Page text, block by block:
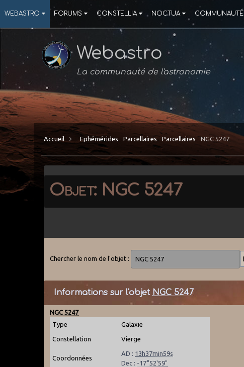
WEBASTRO FORUMS CONSTELLIA NOCTUA COMMUNAUTÉ
Webastro
La communauté de l'astronomie
Accueil Ephémérides Parcellaires Parcellaires NGC 5247
Objet: NGC 5247
Chercher le nom de l'objet :
Informations sur l'objet NGC 5247
NGC 5247
Type
Galaxie
Constellation Vierge
Coordonnées
AD : 13h37min59s
Dec : -17°52'59"